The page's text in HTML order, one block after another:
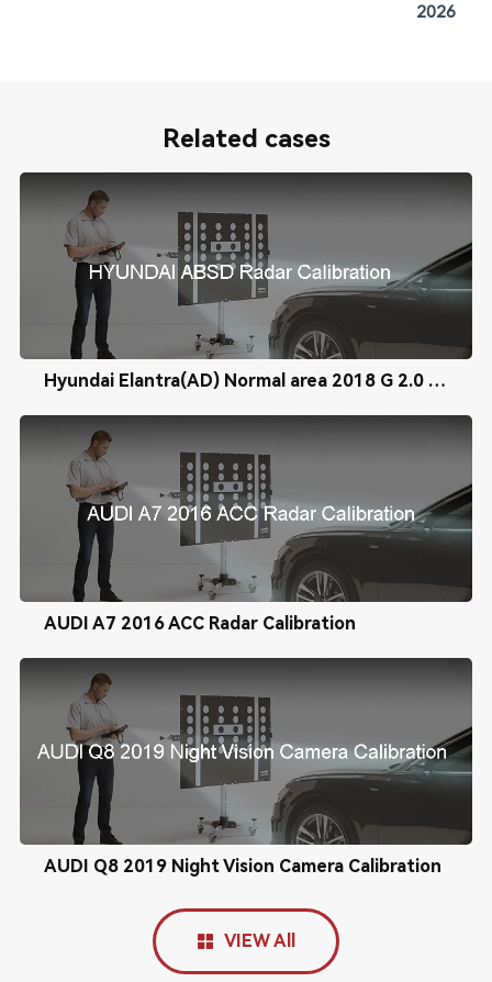
2026
Related cases
Hyundai Elantra(AD) Normal area 2018 G 2.0 MPI BSD Radar Calibration
AUDI A7 2016 ACC Radar Calibration
AUDI Q8 2019 Night Vision Camera Calibration
VIEW All